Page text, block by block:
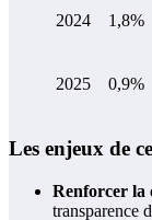
2024 1,8%
2025 0,9%
Les enjeux de
Renforcer la
transparence